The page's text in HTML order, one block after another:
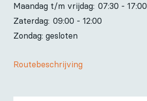
Maandag t/m vrijdag: 07:30 - 17:00
Zaterdag: 09:00 - 12:00
Zondag: gesloten
Routebeschrijving